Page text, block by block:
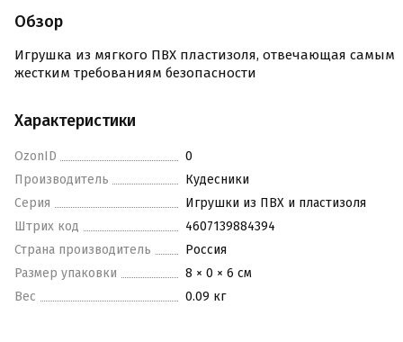
Обзор
Игрушка из мягкого ПВХ пластизоля, отвечающая самым
жестким требованиям безопасности
Характеристики
OzonID
0
Производитель
Кудесники
Серия
Игрушки из ПВХ и пластизоля
Штрих код
4607139884394
Страна производитель
Россия
Размер упаковки
8 × 0 × 6 см
Вес
0.09 кг